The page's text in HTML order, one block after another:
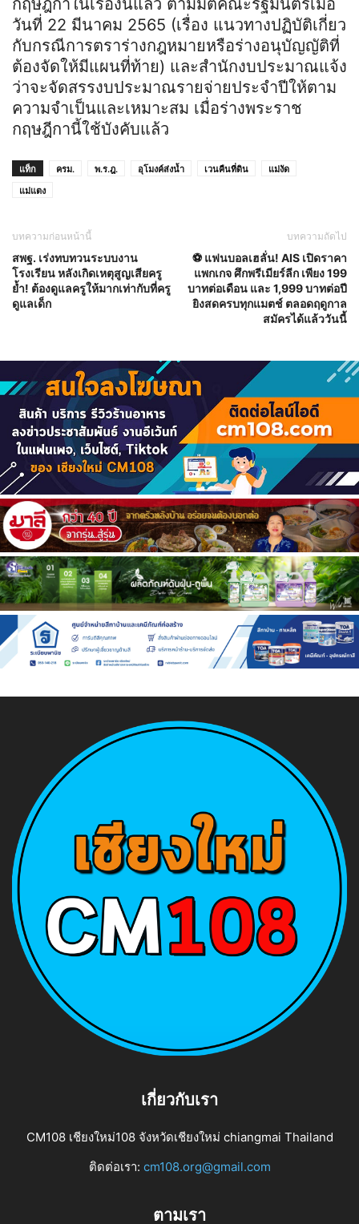
วันที่ 22 มีนาคม 2565 (เรื่อง แนวทางปฏิบัติเกี่ยว
กับกรณีการตราร่างกฎหมายหรือร่างอนุบัญญัติที่
ต้องจัดให้มีแผนที่ท้าย) และสำนักงบประมาณแจ้ง
ว่าจะจัดสรรงบประมาณรายจ่ายประจำปีให้ตาม
ความจำเป็นและเหมาะสม เมื่อร่างพระราช
กฤษฎีกานี้ใช้บังคับแล้ว
แท็ก ครม. พ.ร.ฎ. อุโมงค์ส่งน้ำ เวนคืนที่ดิน
แม่งัด
แม่แตง
บทความก่อนหน้านี้
สพฐ. เร่งทบทวนระบบงาน
โรงเรียน หลังเกิดเหตุสูญเสียครู
ย้ำ! ต้องดูแลครูให้มากเท่ากับที่ครู
ดูแลเด็ก
บทความถัดไป
⚽️ แฟนบอลเฮลั่น! AIS เปิดราคา
แพกเกจ ศึกพรีเมียร์ลีก เพียง 199
บาทต่อเดือน และ 1,999 บาทต่อปี
ยิงสดครบทุกแมตช์ ตลอดฤดูกาล
สมัครได้แล้ววันนี้
เกี่ยวกับเรา
CM108 เชียงใหม่108 จังหวัดเชียงใหม่ chiangmai Thailand
ติดต่อเรา: cm108.org@gmail.com
ตามเรา